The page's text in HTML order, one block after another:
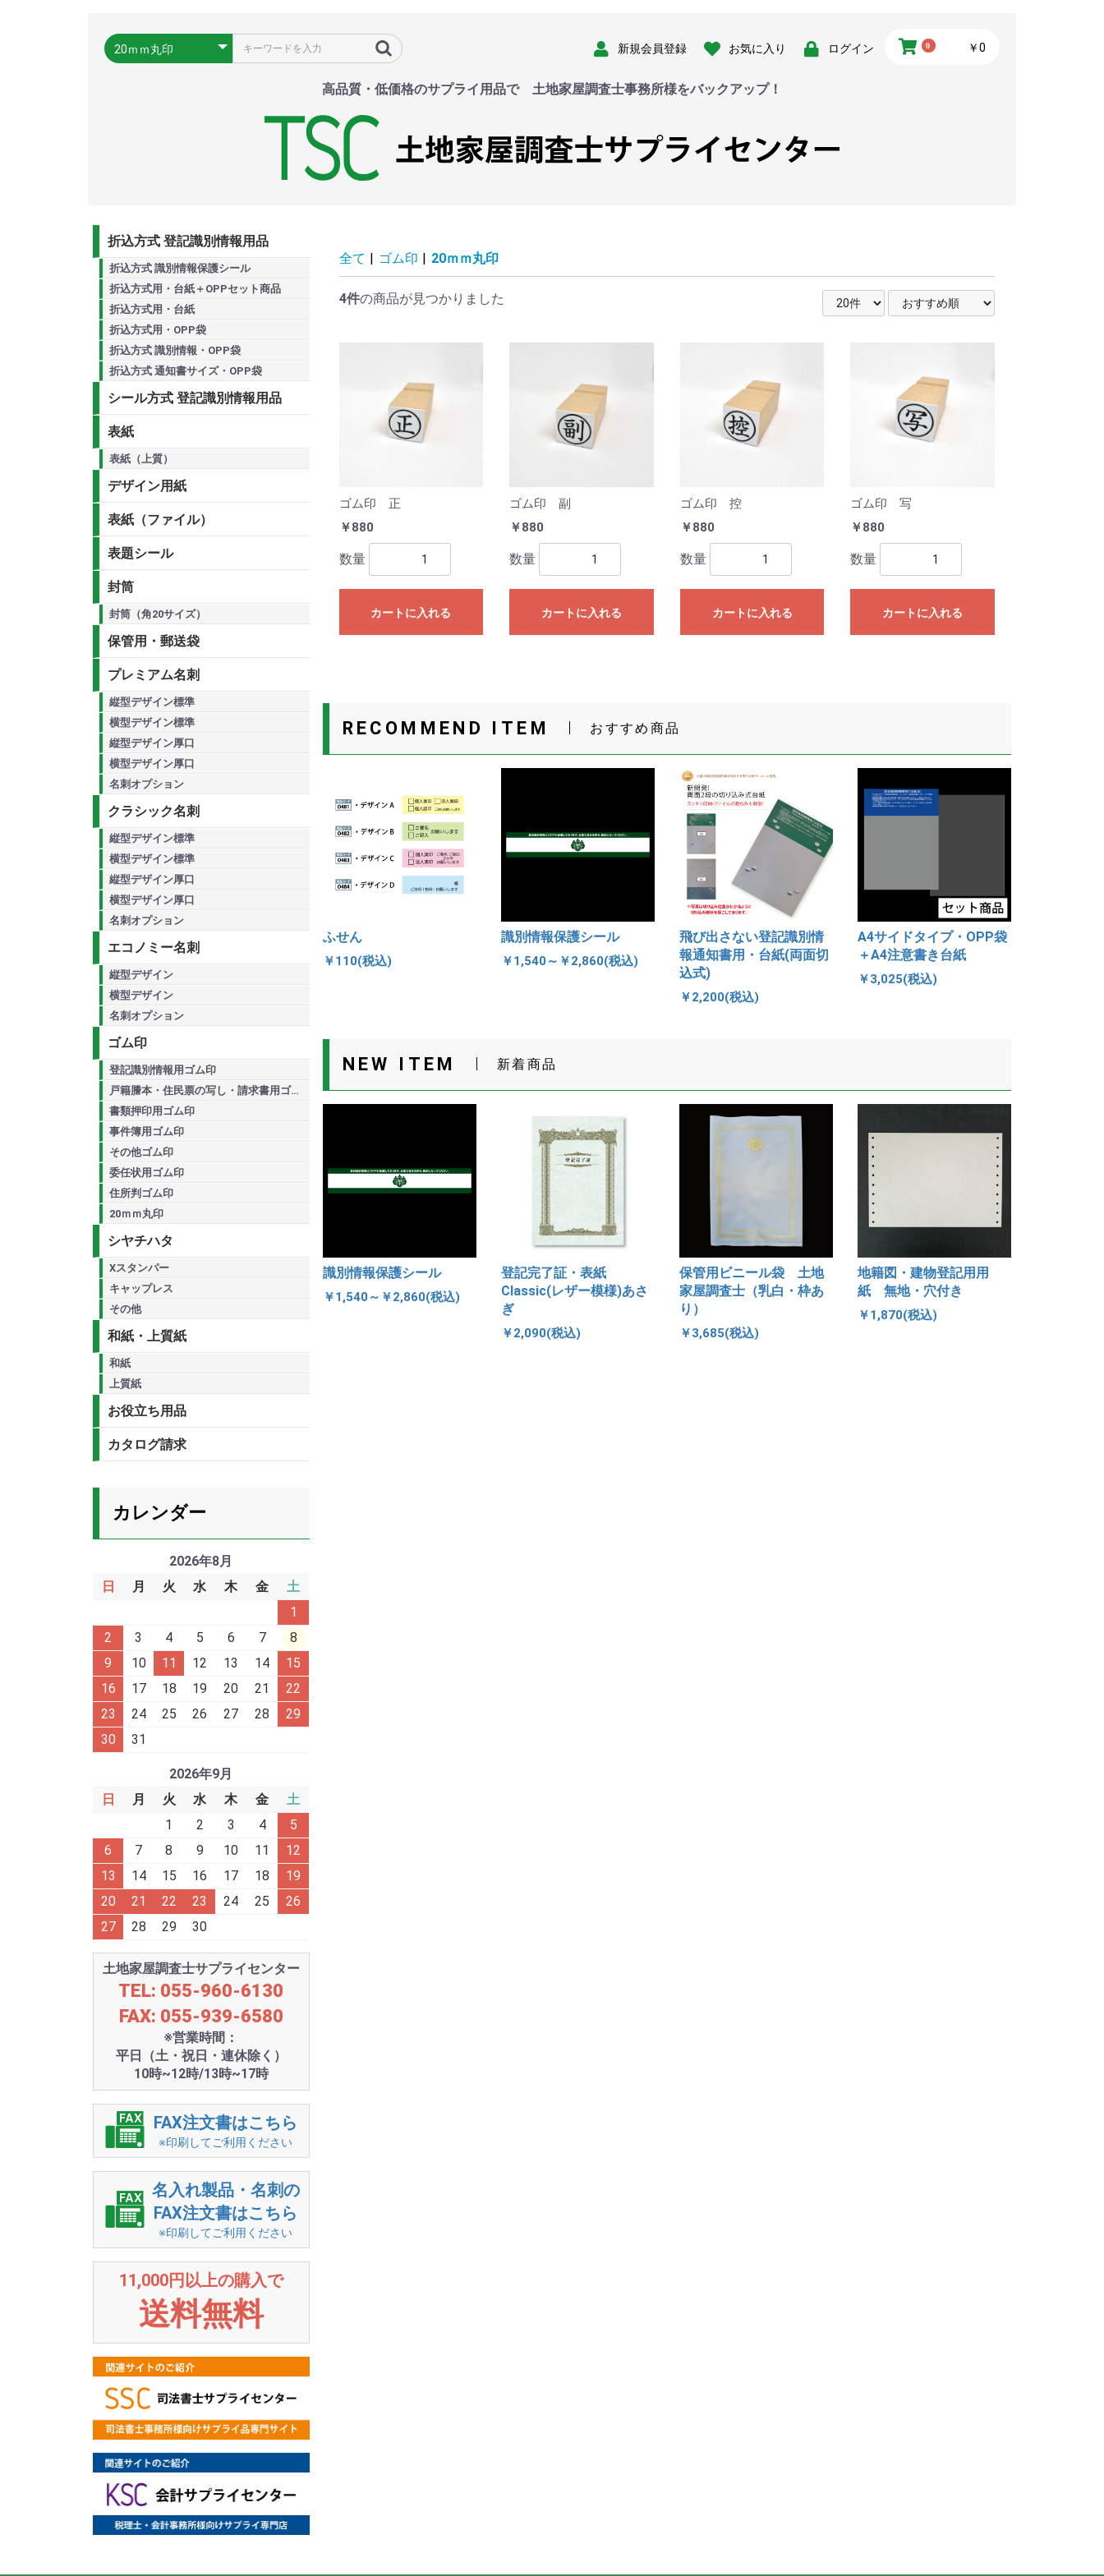
新規会員登録 お気に入り ログイン 0 ￥0
高品質・低価格のサプライ用品で 土地家屋調査士事務所様をバックアップ！
折込方式 登記識別情報用品
折込方式 識別情報保護シール
折込方式用・台紙＋OPPセット商品
折込方式用・台紙
折込方式用・OPP袋
折込方式 識別情報・OPP袋
折込方式 通知書サイズ・OPP袋
シール方式 登記識別情報用品
表紙
表紙（上質）
デザイン用紙
表紙（ファイル）
表題シール
封筒
封筒（角20サイズ）
保管用・郵送袋
プレミアム名刺
縦型デザイン標準
横型デザイン標準
縦型デザイン厚口
横型デザイン厚口
名刺オプション
クラシック名刺
縦型デザイン標準
横型デザイン標準
縦型デザイン厚口
横型デザイン厚口
名刺オプション
エコノミー名刺
縦型デザイン
横型デザイン
名刺オプション
ゴム印
登記識別情報用ゴム印
戸籍謄本・住民票の写し・請求書用ゴム印
書類押印用ゴム印
事件簿用ゴム印
その他ゴム印
委任状用ゴム印
住所判ゴム印
20ｍｍ丸印
シヤチハタ
Xスタンパー
キャップレス
その他
和紙・上質紙
和紙
上質紙
お役立ち用品
カタログ請求
カレンダー
2026年8月
日
月 火 水 木 金
土
1
2
3 4 5 6 7
8
9
10 11 12 13 14
15
16
17 18 19 20 21
22
23
24 25 26 27 28
29
30
31
2026年9月
日
月 火 水 木 金
土
1
2 3 4
5
6
7 8 9 10 11
12
13
14 15 16 17 18
19
20
21 22 23 24 25
26
27
28 29 30
土地家屋調査士サプライセンター
TEL: 055-960-6130
FAX: 055-939-6580
※営業時間：
平日（土・祝日・連休除く）
10時~12時/13時~17時
FAX注文書はこちら
※印刷してご利用ください
名入れ製品・名刺の
FAX注文書はこちら
※印刷してご利用ください
11,000円以上の購入で
送料無料
全て | ゴム印 | 20ｍｍ丸印
4件の商品が見つかりました
ゴム印 正
￥880
数量
カートに入れる
ゴム印 副
￥880
数量
カートに入れる
ゴム印 控
￥880
数量
カートに入れる
ゴム印 写
￥880
数量
カートに入れる
RECOMMEND ITEM おすすめ商品
ふせん
￥110(税込)
識別情報保護シール
￥1,540～￥2,860(税込)
飛び出さない登記識別情
報通知書用・台紙(両面切
込式)
￥2,200(税込)
A4サイドタイプ・OPP袋
＋A4注意書き台紙
￥3,025(税込)
NEW ITEM 新着商品
識別情報保護シール
￥1,540～￥2,860(税込)
登記完了証・表紙
Classic(レザー模様)あさ
ぎ
￥2,090(税込)
保管用ビニール袋 土地
家屋調査士（乳白・枠あ
り）
￥3,685(税込)
地籍図・建物登記用用
紙 無地・穴付き
￥1,870(税込)